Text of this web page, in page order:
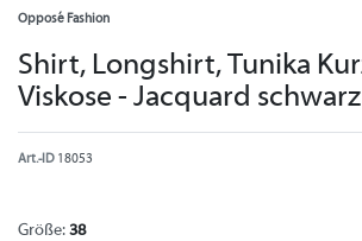
Opposé Fashion
Shirt, Longshirt, Tunika
Viskose - Jacquard
Art.-ID 18053
Größe: 38